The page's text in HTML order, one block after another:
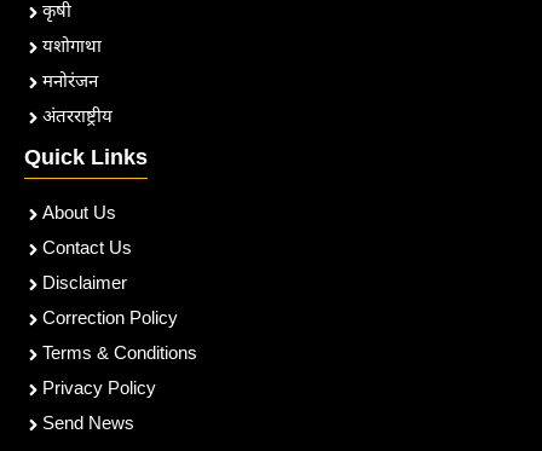
कृषी
यशोगाथा
मनोरंजन
अंतरराष्ट्रीय
Quick Links
About Us
Contact Us
Disclaimer
Correction Policy
Terms & Conditions
Privacy Policy
Send News